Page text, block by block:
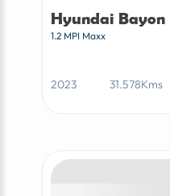
Hyundai Bayon
1.2 MPI Maxx
2023 31.578Kms